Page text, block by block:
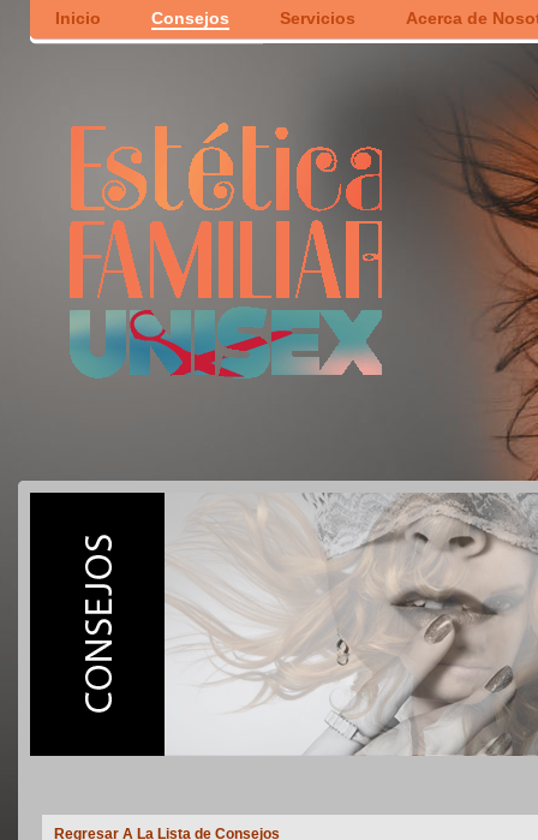
Inicio Consejos Servicios Acerca de
Regresar A La Lista de Consejos